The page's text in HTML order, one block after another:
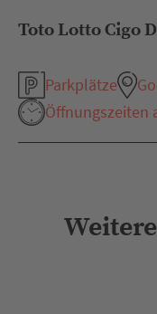
Toto Lotto Cigo
Parkplätze
Öffnungszeiten